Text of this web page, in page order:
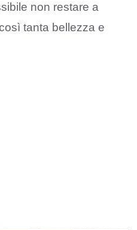
non restare a
tanta bellezza e